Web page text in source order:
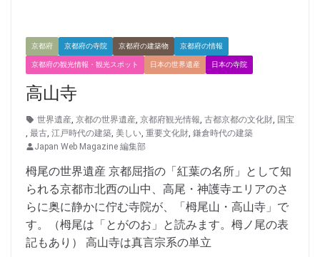
京都府 京都府の寺院 京都府の建築物 京都府の情報
京都府の観光情報・観光スポット 日本の世界遺産 日本の寺院
高山寺
世界遺産, 京都の世界遺産, 京都府観光情報, 古都京都の文化財, 国宝
, 最古, 江戸時代の建築, 美しい, 重要文化財, 鎌倉時代の建築
Japan Web Magazine 編集部
栂尾の世界遺産 京都屈指の「紅葉の名所」として知
られる京都市北西の山中、高尾・神護寺エリアのさ
らに奥に静かに佇む寺院が、「栂尾山・高山寺」で
す。（栂尾は「とがのお」と読みます。栂ノ尾の表
記もあり） 高山寺は真言宗系の単立